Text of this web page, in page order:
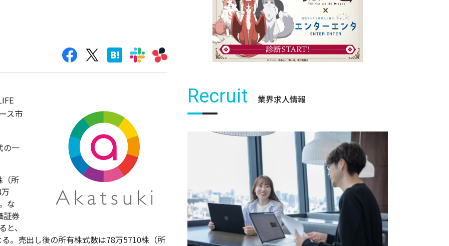
ス市
の一
（所
な
証券
、
。売出し後の所有株式数は78万5710株（所
Recruit 業界求人情報